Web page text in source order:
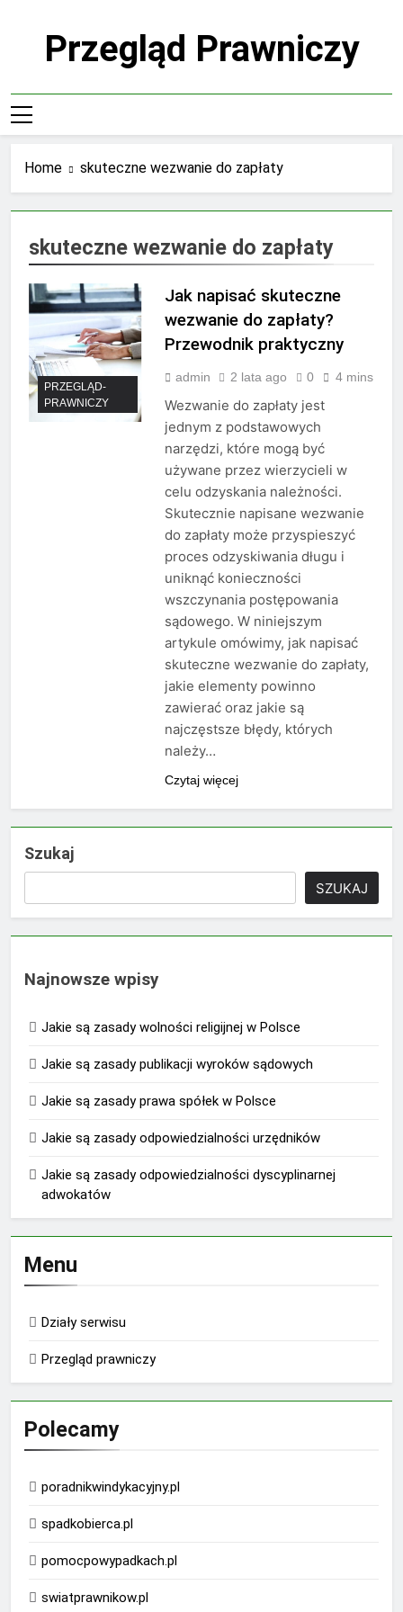
Przegląd Prawniczy
Home skuteczne wezwanie do zapłaty
skuteczne wezwanie do zapłaty
PRZEGLĄD-
PRAWNICZY
Jak napisać skuteczne
wezwanie do zapłaty?
Przewodnik praktyczny
admin 2 lata ago 0 4 mins
Wezwanie do zapłaty jest
jednym z podstawowych
narzędzi, które mogą być
używane przez wierzycieli w
celu odzyskania należności.
Skutecznie napisane wezwanie
do zapłaty może przyspieszyć
proces odzyskiwania długu i
uniknąć konieczności
wszczynania postępowania
sądowego. W niniejszym
artykule omówimy, jak napisać
skuteczne wezwanie do zapłaty,
jakie elementy powinno
zawierać oraz jakie są
najczęstsze błędy, których
należy…
Czytaj więcej
Szukaj
SZUKAJ
Najnowsze wpisy
Jakie są zasady wolności religijnej w Polsce
Jakie są zasady publikacji wyroków sądowych
Jakie są zasady prawa spółek w Polsce
Jakie są zasady odpowiedzialności urzędników
Jakie są zasady odpowiedzialności dyscyplinarnej
adwokatów
Menu
Działy serwisu
Przegląd prawniczy
Polecamy
poradnikwindykacyjny.pl
spadkobierca.pl
pomocpowypadkach.pl
swiatprawnikow.pl